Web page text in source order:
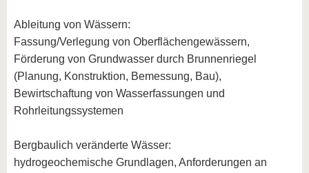
Ableitung von Wässern:
Fassung/Verlegung von Oberflächengewässern,
Förderung von Grundwasser durch Brunnenriegel
(Planung, Konstruktion, Bemessung, Bau),
Bewirtschaftung von Wasserfassungen und
Rohrleitungssystemen
Bergbaulich veränderte Wässer:
hydrogeochemische Grundlagen, Anforderungen an